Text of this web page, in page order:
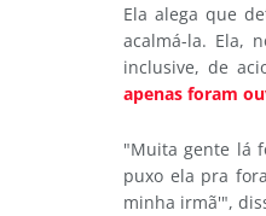
Ela alega que
acalmá-la. Ela,
inclusive, de
apenas foram
"Muita gente lá
puxo ela pra
minha irmã'",